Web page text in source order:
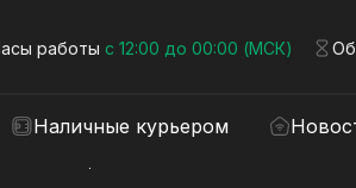
работы с 12:00 до 00:00 (МСК)
Наличные курьером